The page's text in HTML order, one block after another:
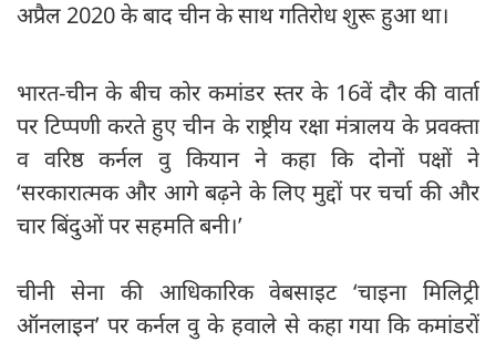
अप्रैल 2020 के बाद चीन के साथ गतिरोध शुरू हुआ था।
भारत-चीन के बीच कोर कमांडर स्तर के 16वें दौर की वार्ता
पर टिप्पणी करते हुए चीन के राष्ट्रीय रक्षा मंत्रालय के प्रवक्ता
व वरिष्ठ कर्नल वु कियान ने कहा कि दोनों पक्षों ने
‘सरकारात्मक और आगे बढ़ने के लिए मुद्दों पर चर्चा की और
चार बिंदुओं पर सहमति बनी।’
चीनी सेना की आधिकारिक वेबसाइट ‘चाइना मिलिट्री
ऑनलाइन’ पर कर्नल वु के हवाले से कहा गया कि कमांडरों